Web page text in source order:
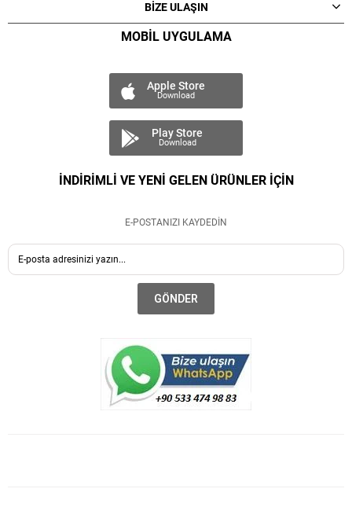
BİZE ULAŞIN
MOBİL UYGULAMA
Apple Store
Download
Play Store
Download
İNDİRİMLİ VE YENİ GELEN ÜRÜNLER İÇİN
E-POSTANIZI KAYDEDİN
GÖNDER